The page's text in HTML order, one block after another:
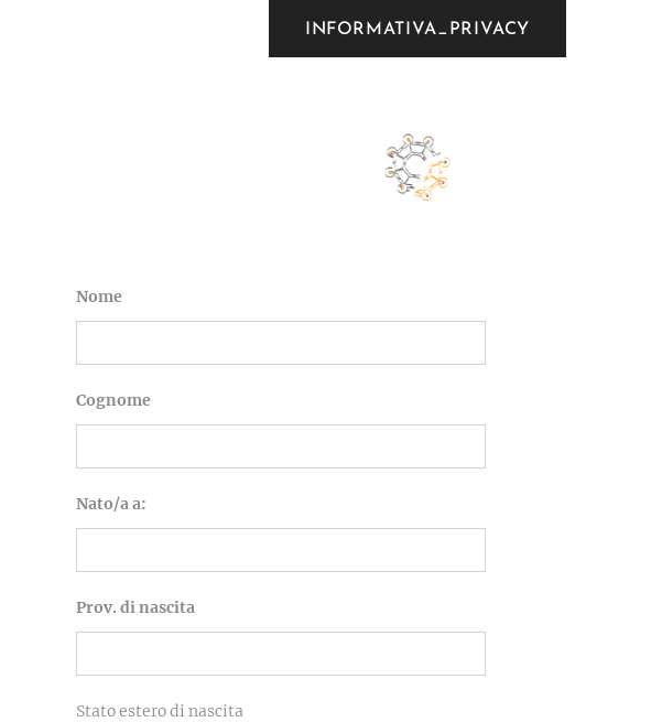
INFORMATIVA_PRIVACY
Nome
Cognome
Nato/a a:
Prov. di nascita
Stato estero di nascita